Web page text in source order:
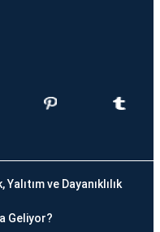
ve Dayanıklılık
Geliyor?